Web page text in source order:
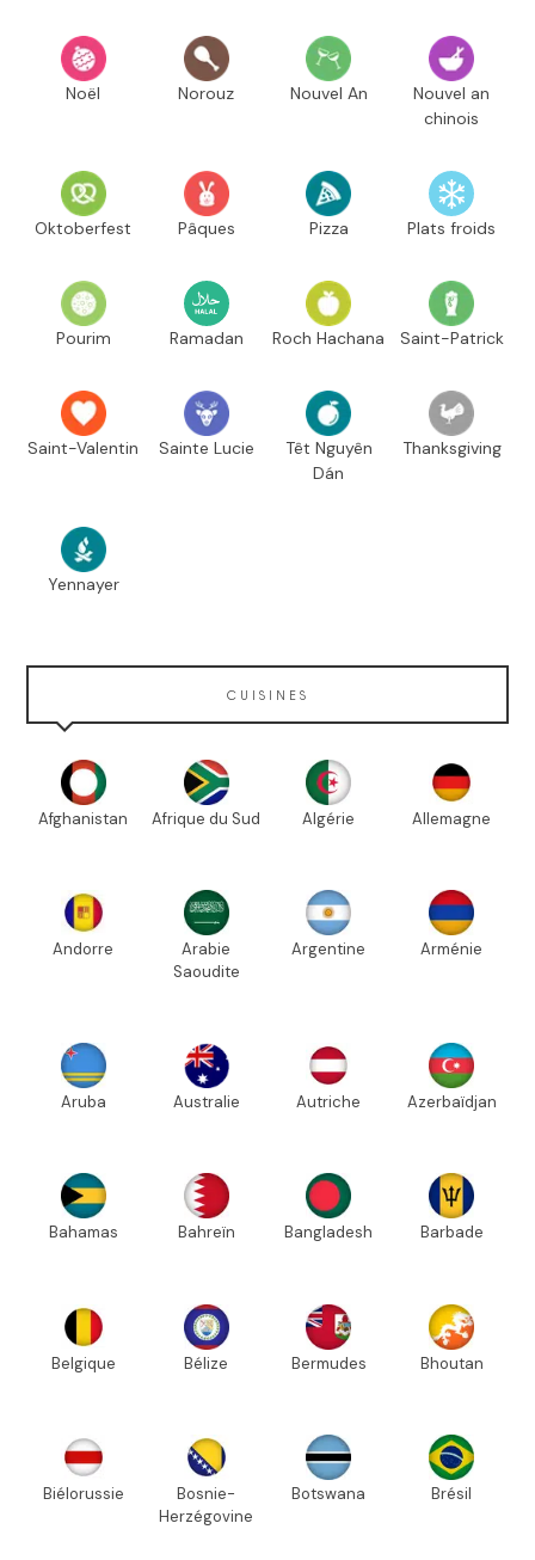
Noël Norouz Nouvel An
Nouvel an
chinois
Oktoberfest Pâques Pizza Plats froids
Pourim Ramadan Roch Hachana Saint-Patrick
Saint-Valentin Sainte Lucie
Têt Nguyên
Dán
Thanksgiving
Yennayer
CUISINES
Afghanistan Afrique du Sud Algérie Allemagne
Andorre
Arabie
Saoudite
Argentine Arménie
Aruba Australie Autriche Azerbaïdjan
Bahamas Bahreïn Bangladesh Barbade
Belgique Bélize Bermudes Bhoutan
Biélorussie
Bosnie-
Herzégovine
Botswana Brésil